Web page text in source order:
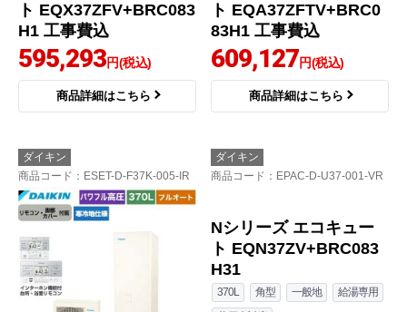
ト EQX37ZFV+BRC083
H1 工事費込
595,293円(税込)
商品詳細はこちら
ト EQA37ZFTV+BRC0
83H1 工事費込
609,127円(税込)
商品詳細はこちら
ダイキン
商品コード ：ESET-D-F37K-005-IR
ダイキン
商品コード ：EPAC-D-U37-001-VR